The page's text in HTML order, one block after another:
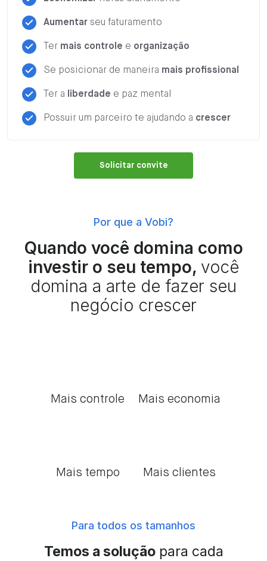
Aumentar seu faturamento
Ter mais controle e organização
Se posicionar de maneira mais profissional
Ter a liberdade e paz mental
Possuir um parceiro te ajudando a crescer
Solicitar convite
Por que a Vobi?
Quando você domina como
investir o seu tempo, você
domina a arte de fazer seu
negócio crescer
Mais controle Mais economia
Mais tempo Mais clientes
Para todos os tamanhos
Temos a soluçãopara cada